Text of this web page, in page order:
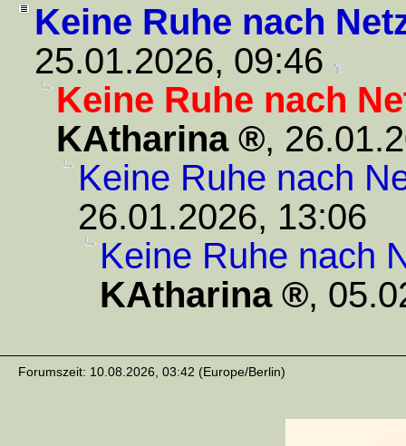
Keine Ruhe nach
25.01.2026, 09:46
Keine Ruhe nach
KAtharina
,
Keine Ruhe nach
26.01.2026, 13:06
Keine Ruhe nach
KAtharina
,
Forumszeit: 10.08.2026, 03:42 (Europe/Berlin)